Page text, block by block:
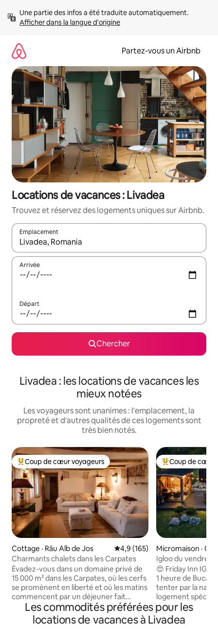
directement
Afficher dans la langue d'origine
Partez-vous un Airbnb
Locations de vacances : Livadea
Trouvez et réservez des logements uniques sur Airbnb.
Emplacement
Quand les résultats sont affichés, parcourez-les en utilisant
Arrivée
Départ
Chercher
Livadea : les locations de vacances les
mieux notées
Les voyageurs sont unanimes : l'emplacement, la
propreté et d'autres qualités de ces logements sont
très bien notés.
Coup de cœur voyageurs parmi les plus aimés
Coup de cœur voyageurs
Cottage · Râu Alb de Jos Note moyenne de 4,9 sur 5,
4,9 (165)
Charmants chalets dans les Carpates
Évadez-vous dans un domaine privé de
15 000 m² dans les Carpates, où les cerfs
se promènent en liberté et où les matins
commencent par un déjeuner fait
maison. Trois maisons traditionnelles,
conservées avec soin dans un style
roumain authentique — inspirées des
Coup de cœur
Coup de cœur
Micromaison ·
Igloo du vendredi
et étang
😍 Friday Inn
1 heure de Bucarest ⛰️
tenter par la
logement
détente. Ici, vous
l’intimité et le
saison. ✔ Déjeuner livré à votre porte
Les commodités préférées pour les
locations de vacances à Livadea